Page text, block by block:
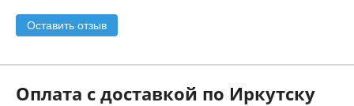
Оставить отзыв
Оплата с доставкой по Иркутску